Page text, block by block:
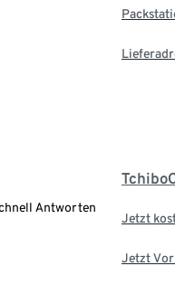
Antworten
Jetzt
Jetzt